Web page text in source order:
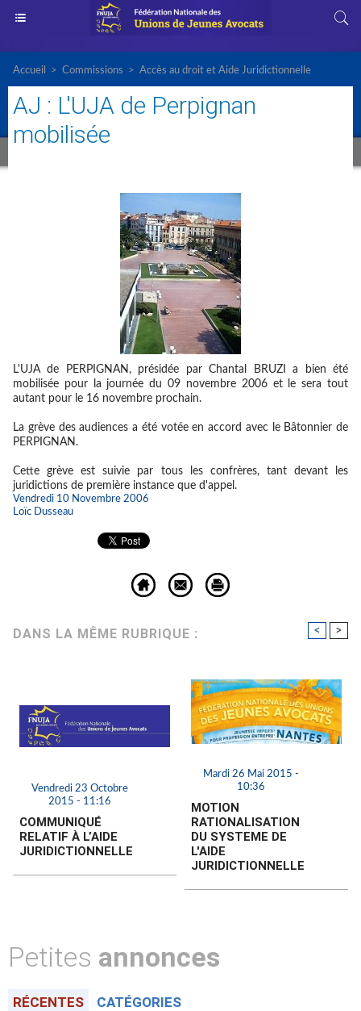
Accueil > Commissions > Accès au droit et Aide Juridictionnelle
AJ : L'UJA de Perpignan
mobilisée
L'UJA de PERPIGNAN, présidée par Chantal BRUZI a bien été
mobilisée pour la journée du 09 novembre 2006 et le sera tout
autant pour le 16 novembre prochain.
La grève des audiences a été votée en accord avec le Bâtonnier de
PERPIGNAN.
Cette grève est suivie par tous les confrères, tant devant les
juridictions de première instance que d'appel.
Vendredi 10 Novembre 2006
Loïc Dusseau
DANS LA MÊME RUBRIQUE : < >
Vendredi 23 Octobre
2015 - 11:16
COMMUNIQUÉ
RELATIF À L’AIDE
JURIDICTIONNELLE
Mardi 26 Mai 2015 -
10:36
MOTION
RATIONALISATION
DU SYSTEME DE
L'AIDE
JURIDICTIONNELLE
Petites annonces
RÉCENTES CATÉGORIES